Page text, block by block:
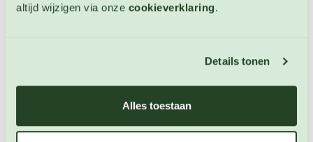
altijd wijzigen via onze cookieverklaring.
Details tonen
Alles toestaan
OP VOORRAAD